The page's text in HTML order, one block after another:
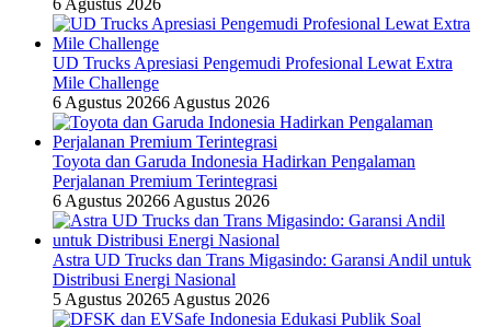
UD Trucks Apresiasi Pengemudi Profesional Lewat Extra
Mile Challenge
6 Agustus 20266 Agustus 2026
Toyota dan Garuda Indonesia Hadirkan Pengalaman
Perjalanan Premium Terintegrasi
6 Agustus 20266 Agustus 2026
Astra UD Trucks dan Trans Migasindo: Garansi Andil untuk
Distribusi Energi Nasional
5 Agustus 20265 Agustus 2026